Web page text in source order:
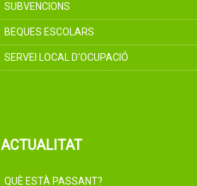
SUBVENCIONS
BEQUES ESCOLARS
SERVEI LOCAL D'OCUPACIÓ
ACTUALITAT
QUÈ ESTÀ PASSANT?